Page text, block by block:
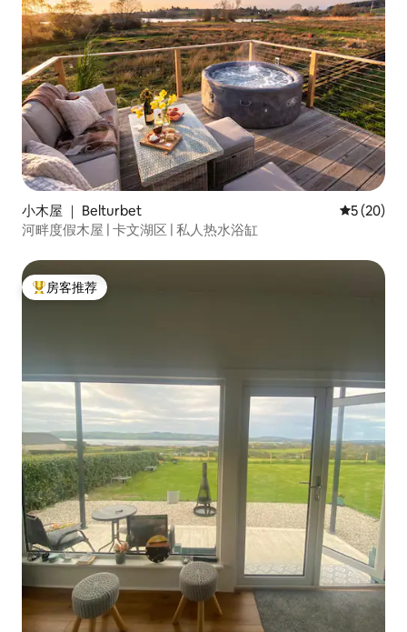
小木屋 ｜ Belturbet 平均评分
5 (20)
河畔度假木屋 | 卡文湖区 | 私人热水浴缸
热门「房客推荐」
房客推荐